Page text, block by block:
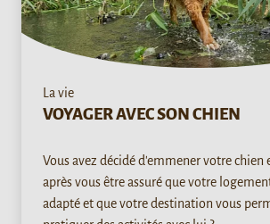
La vie
VOYAGER AVEC SON CHIEN
Vous avez décidé d'emmener votre chien
après vous être assuré que votre
adapté et que votre destination vous